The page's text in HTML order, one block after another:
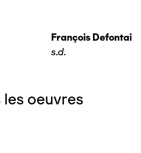
François
s.d.
oeuvres